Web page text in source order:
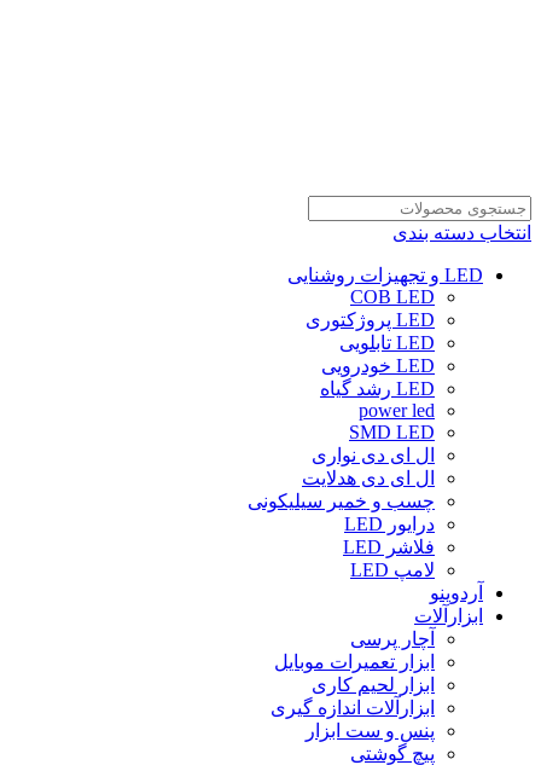
انتخاب دسته بندی
LED و تجهیزات روشنایی
COB LED
LED پروژکتوری
LED تابلویی
LED خودرویی
LED رشد گیاه
power led
SMD LED
ال ای دی نواری
ال ای دی هدلایت
چسب و خمیر سیلیکونی
درایور LED
فلاشر LED
لامپ LED
آردوینو
ابزارآلات
آچار پرسی
ابزار تعمیرات موبایل
ابزار لحیم کاری
ابزارآلات اندازه گیری
پنس و ست ابزار
پیچ گوشتی